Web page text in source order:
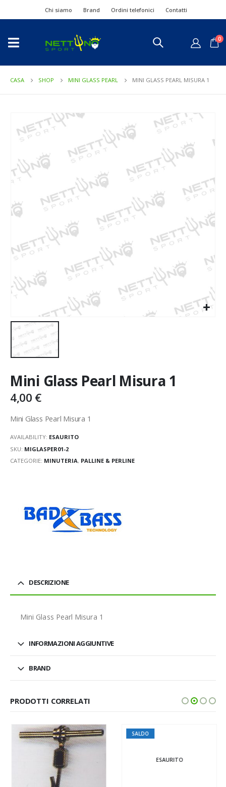
Chi siamo Brand Ordini telefonici Contatti
0
CASA SHOP MINI GLASS PEARL MINI GLASS PEARL MISURA 1
Mini Glass Pearl Misura 1
4,00 €
Mini Glass Pearl Misura 1
AVAILABILITY: ESAURITO
SKU: MIGLASPER01-2
CATEGORIE: MINUTERIA, PALLINE & PERLINE
DESCRIZIONE
Mini Glass Pearl Misura 1
INFORMAZIONI AGGIUNTIVE
BRAND
PRODOTTI CORRELATI
SALDO
ESAURITO